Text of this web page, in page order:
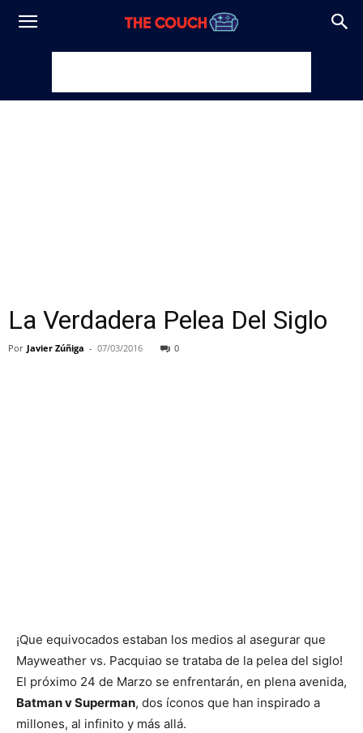
La Verdadera Pelea Del Siglo
Por Javier Zúñiga - 07/03/2016 0
¡Que equivocados estaban los medios al asegurar que
Mayweather vs. Pacquiao se trataba de la pelea del siglo!
El próximo 24 de Marzo se enfrentarán, en plena avenida,
Batman v Superman, dos íconos que han inspirado a
millones, al infinito y más allá.